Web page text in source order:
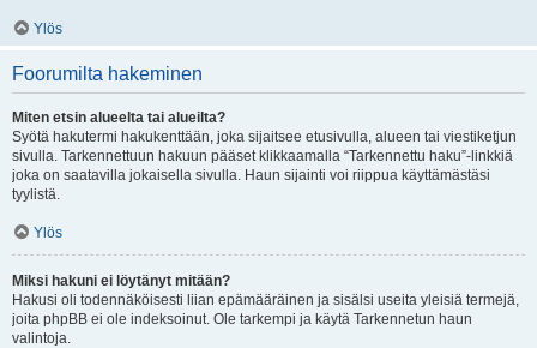
Ylös
Foorumilta hakeminen
Miten etsin alueelta tai alueilta?
Syötä hakutermi hakukenttään, joka sijaitsee etusivulla, alueen tai viestiketjun
sivulla. Tarkennettuun hakuun pääset klikkaamalla “Tarkennettu haku”-linkkiä
joka on saatavilla jokaisella sivulla. Haun sijainti voi riippua käyttämästäsi
tyylistä.
Ylös
Miksi hakuni ei löytänyt mitään?
Hakusi oli todennäköisesti liian epämääräinen ja sisälsi useita yleisiä termejä,
joita phpBB ei ole indeksoinut. Ole tarkempi ja käytä Tarkennetun haun
valintoja.